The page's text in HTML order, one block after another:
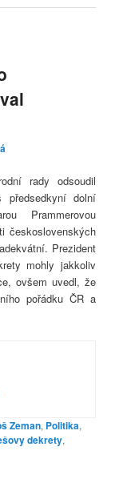
rady odsoudil
dolní
Prammerovou
československých
Prezident
mohly jakkoliv
ovšem uvedl, že
pořádku ČR a
Zeman, Politika,
dekrety,